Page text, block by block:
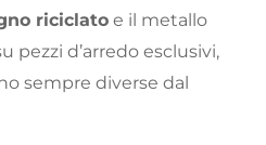
riciclato e il metallo
pezzi d’arredo esclusivi,
sempre diverse dal